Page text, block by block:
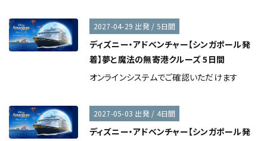
2027-04-29 出発 / 5日間
ディズニー・アドベンチャー【シンガポール発
着】夢と魔法の無寄港クルーズ 5日間
オンラインシステムでご確認いただけます
2027-05-03 出発 / 4日間
ディズニー・アドベンチャー【シンガポール発